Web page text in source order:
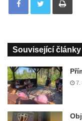
Související články
7.